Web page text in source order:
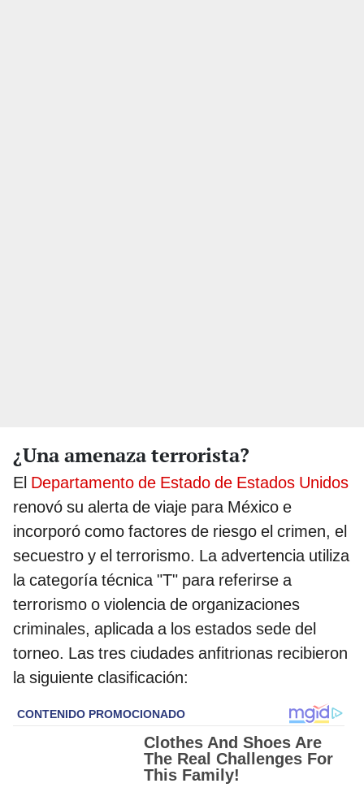
¿Una amenaza terrorista?
El Departamento de Estado de Estados Unidos
renovó su alerta de viaje para México e
incorporó como factores de riesgo el crimen, el
secuestro y el terrorismo. La advertencia utiliza
la categoría técnica "T" para referirse a
terrorismo o violencia de organizaciones
criminales, aplicada a los estados sede del
torneo. Las tres ciudades anfitrionas recibieron
la siguiente clasificación: